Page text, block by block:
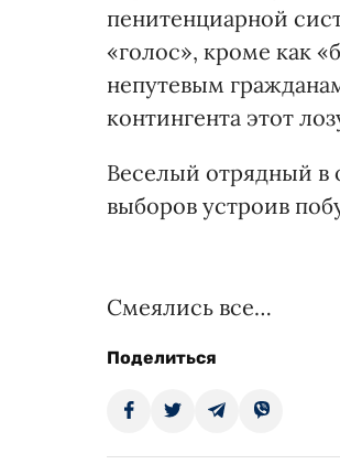
пенитенциарной
«голос», кроме как
непутевым
контингента этот
Веселый отрядный в
выборов устроив
Смеялись все…
Поделиться